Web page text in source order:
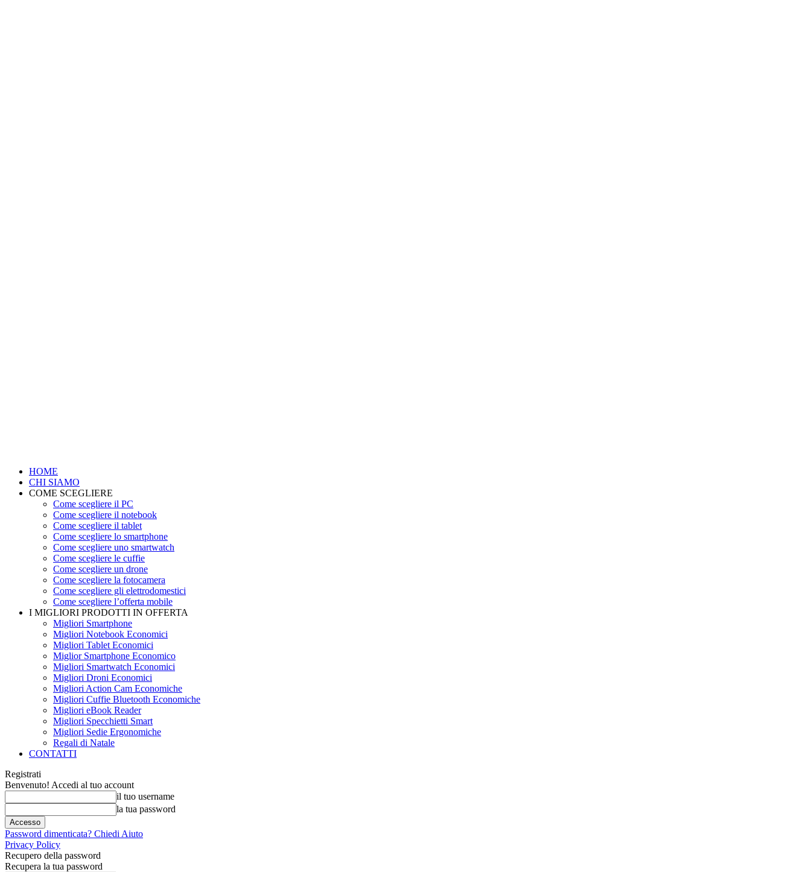
HOME
CHI SIAMO
COME SCEGLIERE
Come scegliere il PC
Come scegliere il notebook
Come scegliere il tablet
Come scegliere lo smartphone
Come scegliere uno smartwatch
Come scegliere le cuffie
Come scegliere un drone
Come scegliere la fotocamera
Come scegliere gli elettrodomestici
Come scegliere l’offerta mobile
I MIGLIORI PRODOTTI IN OFFERTA
Migliori Smartphone
Migliori Notebook Economici
Migliori Tablet Economici
Miglior Smartphone Economico
Migliori Smartwatch Economici
Migliori Droni Economici
Migliori Action Cam Economiche
Migliori Cuffie Bluetooth Economiche
Migliori eBook Reader
Migliori Specchietti Smart
Migliori Sedie Ergonomiche
Regali di Natale
CONTATTI
Registrati
Benvenuto! Accedi al tuo account
il tuo username
la tua password
Password dimenticata? Chiedi Aiuto
Privacy Policy
Recupero della password
Recupera la tua password